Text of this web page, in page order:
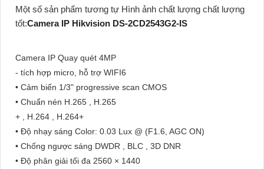
Một số sản phẩm tương tự Hình ảnh chất lượng chất lượng
tốt:Camera IP Hikvision DS-2CD2543G2-IS
Camera IP Quay quét 4MP
- tích hợp micro, hỗ trợ WIFI6
• Cảm biến 1/3" progressive scan CMOS
• Chuẩn nén H.265 , H.265
+ , H.264 , H.264+
• Độ nhạy sáng Color: 0.03 Lux @ (F1.6, AGC ON)
• Chống ngược sáng DWDR , BLC , 3D DNR
• Độ phân giải tối đa 2560 × 1440